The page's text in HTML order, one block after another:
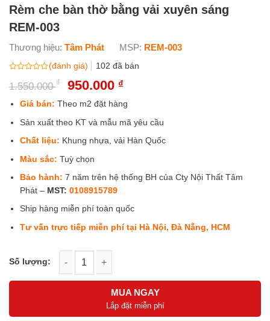
Rèm che bàn thờ bằng vải xuyên sáng
REM-003
Thương hiệu: Tâm Phát MSP: REM-003
xếp
(đánh giá) 102 đã bán
1.550.000₫
Giá
gốc
là:
950.000 ₫Giá
tại
950.000 ₫.
Giá bán: Theo m2 đặt hàng
Sản xuất theo KT và mẫu mã yêu cầu
Chất liệu: Khung nhựa, vải Hàn Quốc
Màu sắc: Tuỳ chọn
Bảo hành: 7 năm trên hệ thống BH của Cty Nội Thất Tâm
Phát – MST: 0108915789
Ship hàng miễn phí toàn quốc
Tư vấn trực tiếp miễn phí tại Hà Nội, Đà Nẵng, HCM
Rèm che bàn thờ bằng vải xuyên sáng REM-003 số lượng
MUA NGAY
Lắp đặt miễn phí